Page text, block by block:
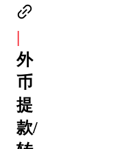
|
外
币
提
款/